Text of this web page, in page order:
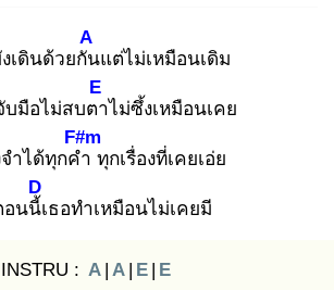
งเดินด้วยกัน
A
แต่ไม่เหมือนเดิม
บมือไม่สบตา
E
ไม่ซึ้งเหมือนเคย
ำได้ทุกคำ
F#m
ทุกเรื่องที่เคยเอ่ย
นนี้เ
D
ธอทำเหมือนไม่เคยมี
INSTRU : A | A | E | E